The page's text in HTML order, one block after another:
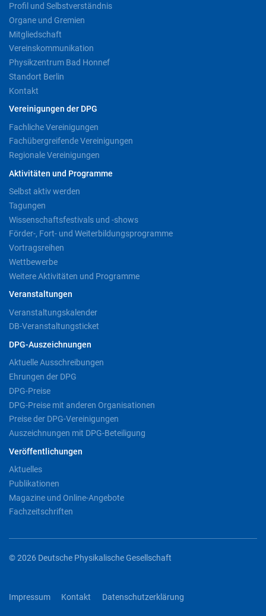
Profil und Selbstverständnis
Organe und Gremien
Mitgliedschaft
Vereinskommunikation
Physikzentrum Bad Honnef
Standort Berlin
Kontakt
Vereinigungen der DPG
Fachliche Vereinigungen
Fachübergreifende Vereinigungen
Regionale Vereinigungen
Aktivitäten und Programme
Selbst aktiv werden
Tagungen
Wissenschaftsfestivals und -shows
Förder-, Fort- und Weiterbildungsprogramme
Vortragsreihen
Wettbewerbe
Weitere Aktivitäten und Programme
Veranstaltungen
Veranstaltungskalender
DB-Veranstaltungsticket
DPG-Auszeichnungen
Aktuelle Ausschreibungen
Ehrungen der DPG
DPG-Preise
DPG-Preise mit anderen Organisationen
Preise der DPG-Vereinigungen
Auszeichnungen mit DPG-Beteiligung
Veröffentlichungen
Aktuelles
Publikationen
Magazine und Online-Angebote
Fachzeitschriften
© 2026 Deutsche Physikalische Gesellschaft
Impressum Kontakt Datenschutzerklärung